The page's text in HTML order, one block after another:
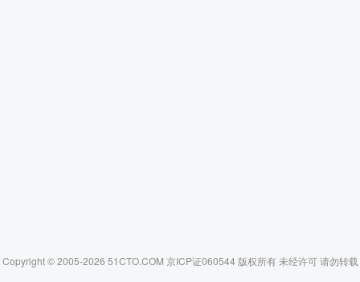
Copyright © 2005-2026 51CTO.COM 京ICP证060544 版权所有 未经许可 请勿转载